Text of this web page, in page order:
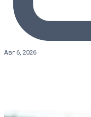
Авг 6, 2026